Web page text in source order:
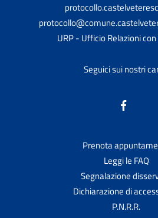
URP - Ufficio Relazioni
Seguici sui nostri
Prenota
Leggi le FAQ
Segnalazione
Dichiarazione di
P.N.R.R.